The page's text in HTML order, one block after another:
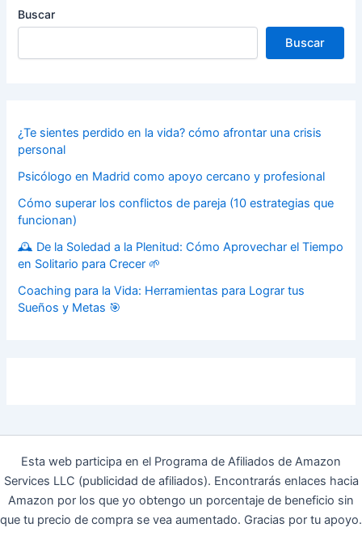
Buscar
Buscar
¿Te sientes perdido en la vida? cómo afrontar una crisis
personal
Psicólogo en Madrid como apoyo cercano y profesional
Cómo superar los conflictos de pareja (10 estrategias que
funcionan)
🕰️ De la Soledad a la Plenitud: Cómo Aprovechar el Tiempo
en Solitario para Crecer 🌱
Coaching para la Vida: Herramientas para Lograr tus
Sueños y Metas 🎯
Esta web participa en el Programa de Afiliados de Amazon
Services LLC (publicidad de afiliados). Encontrarás enlaces hacia
Amazon por los que yo obtengo un porcentaje de beneficio sin
que tu precio de compra se vea aumentado. Gracias por tu apoyo.